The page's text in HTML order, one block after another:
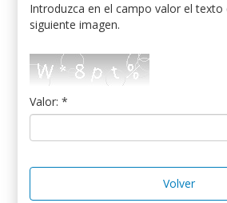
Introduzca en el campo valor el texto
siguiente imagen.
Valor: *
Volver